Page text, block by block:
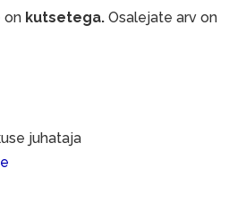
on kutsetega. Osalejate arv on
juhataja